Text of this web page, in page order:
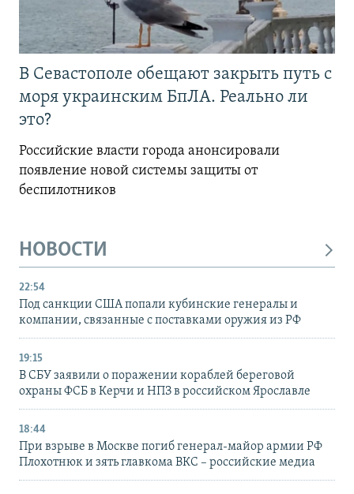
В Севастополе обещают закрыть путь с
моря украинским БпЛА. Реально ли
это?
Российские власти города анонсировали
появление новой системы защиты от
беспилотников
НОВОСТИ
22:54
Под санкции США попали кубинские генералы и
компании, связанные с поставками оружия из РФ
19:15
В СБУ заявили о поражении кораблей береговой
охраны ФСБ в Керчи и НПЗ в российском Ярославле
18:44
При взрыве в Москве погиб генерал-майор армии РФ
Плохотнюк и зять главкома ВКС – российские медиа